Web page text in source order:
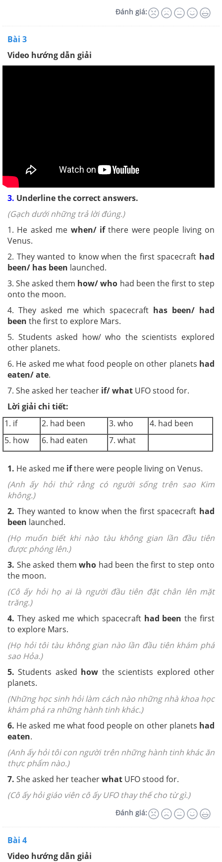
Đánh giá:
Bài 3
Video hướng dẫn giải
3. Underline the correct answers.
(Gạch dưới những trả lời đúng.)
1. He asked me when/ ifthere were people living on
Venus.
2. They wanted to know when the first spacecraft had
been/ has been launched.
3. She asked them how/ who had been the first to step
onto the moon.
4. They asked me which spacecraft has been/ had
been the first to explore Mars.
5. Students asked how/ who the scientists explored
other planets.
6. He asked me what food people on other planets had
eaten/ ate.
7. She asked her teacher if/ what UFO stood for.
Lời giải chi tiết:
1. if
2. had been 3. who
4. had been
5. how
6. had eaten 7. what
1. He asked me ifthere were people living on Venus.
(Anh ấy hỏi thử rằng có người sống trên sao Kim
không.)
2. They wanted to know when the first spacecraft had
been launched.
(Họ muốn biết khi nào tàu không gian lần đầu tiên
được phóng lên.)
3. She asked themwho had been the first to step onto
the moon.
(Cô ấy hỏi họ ai là người đầu tiên đặt chân lên mặt
trăng.)
4. They asked me which spacecraft had been the first
to explore Mars.
(Họ hỏi tôi tàu không gian nào lần đầu tiên khám phá
sao Hỏa.)
5. Students asked how the scientists explored other
planets.
(Những học sinh hỏi làm cách nào những nhà khoa học
khám phá ra những hành tinh khác.)
6. He asked me what food people on other planets had
eaten.
(Anh ấy hỏi tôi con người trên những hành tinh khác ăn
thực phẩm nào.)
7. She asked her teacherwhat UFO stood for.
(Cô ấy hỏi giáo viên cô ấy UFO thay thế cho từ gì.)
Đánh giá:
Bài 4
Video hướng dẫn giải